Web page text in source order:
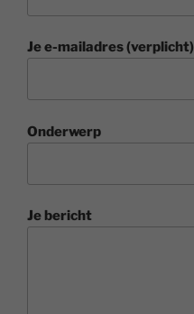
Je e-mailadres (verplicht)
Onderwerp
Je bericht